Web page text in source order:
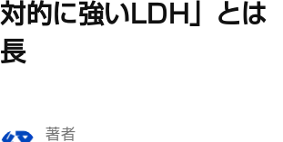
対的に強いLDH」と
長
著者